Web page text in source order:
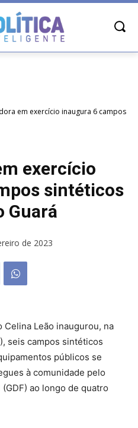
em exercício inaugura 6 campos
exercício
sintéticos
Guará
de 2023
Leão inaugurou, na
seis campos sintéticos
públicos se
à comunidade pelo
ao longo de quatro